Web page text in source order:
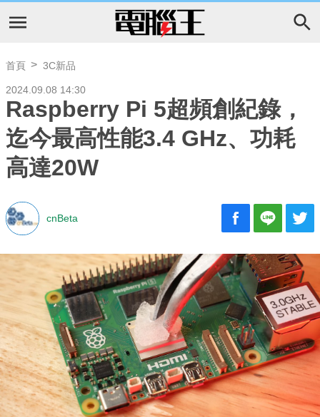
首頁 3C新品
2024.09.08 14:30
Raspberry Pi 5超頻創紀錄，
迄今最高性能3.4 GHz、功耗
高達20W
cnBeta